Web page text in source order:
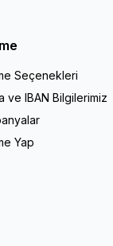
Seçenekleri
ve IBAN Bilgilerimiz
Yap